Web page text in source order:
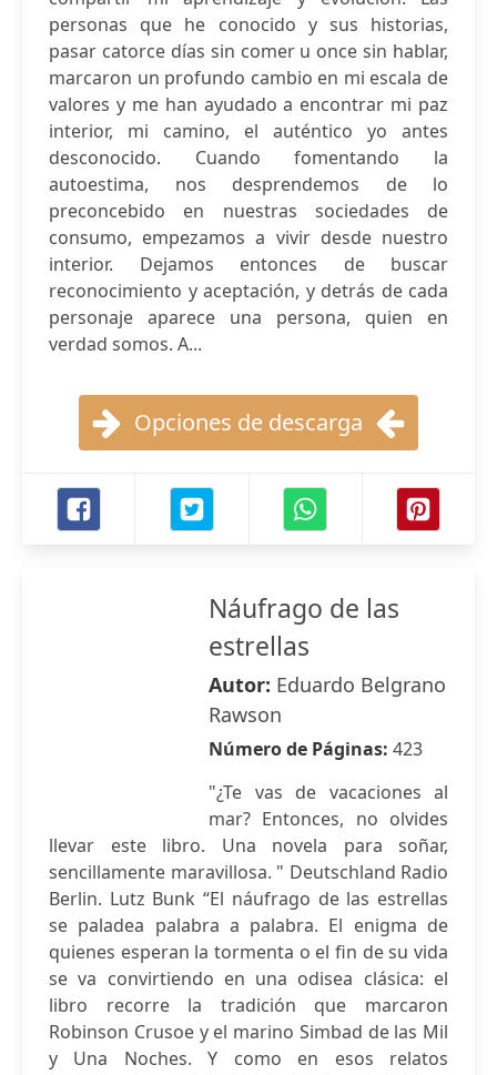
personas que he conocido y sus historias,
pasar catorce días sin comer u once sin hablar,
marcaron un profundo cambio en mi escala de
valores y me han ayudado a encontrar mi paz
interior, mi camino, el auténtico yo antes
desconocido. Cuando fomentando la
autoestima, nos desprendemos de lo
preconcebido en nuestras sociedades de
consumo, empezamos a vivir desde nuestro
interior. Dejamos entonces de buscar
reconocimiento y aceptación, y detrás de cada
personaje aparece una persona, quien en
verdad somos. A...
Opciones de descarga
Náufrago de las
estrellas
Autor: Eduardo Belgrano
Rawson
Número de Páginas: 423
"¿Te vas de vacaciones al
mar? Entonces, no olvides
llevar este libro. Una novela para soñar,
sencillamente maravillosa. " Deutschland Radio
Berlin. Lutz Bunk “El náufrago de las estrellas
se paladea palabra a palabra. El enigma de
quienes esperan la tormenta o el fin de su vida
se va convirtiendo en una odisea clásica: el
libro recorre la tradición que marcaron
Robinson Crusoe y el marino Simbad de las Mil
y Una Noches. Y como en esos relatos